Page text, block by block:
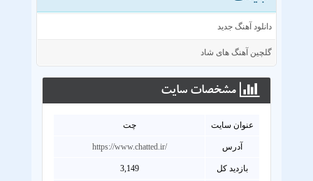
دانلود آهنگ جدید
گلچین آهنگ های شاد
مشخصات سايت
عنوان سايت چت
آدرس https://www.chatted.ir/
بازدید کل 3,149